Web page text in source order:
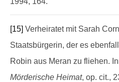
[15] Verheiratet mit Sarah
Staatsbürgerin, der es
Robin aus Meran zu fliehen.
Mörderische Heimat, op. cit.,